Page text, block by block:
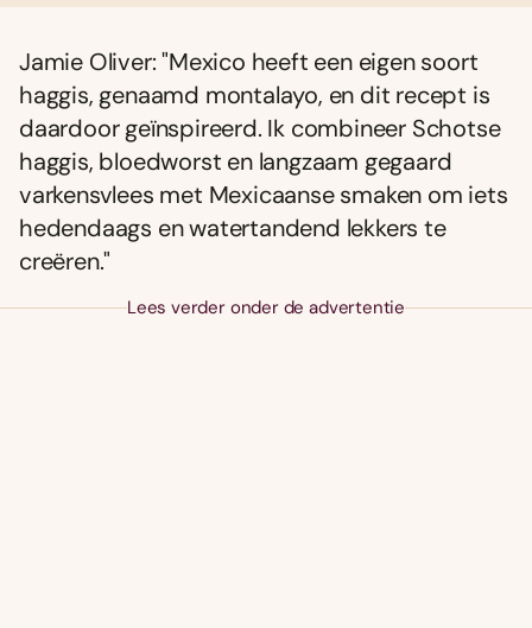
Jamie Oliver: "Mexico heeft een eigen soort
haggis, genaamd montalayo, en dit recept is
daardoor geïnspireerd. Ik combineer Schotse
haggis, bloedworst en langzaam gegaard
varkensvlees met Mexicaanse smaken om iets
hedendaags en watertandend lekkers te
creëren."
Lees verder onder de advertentie